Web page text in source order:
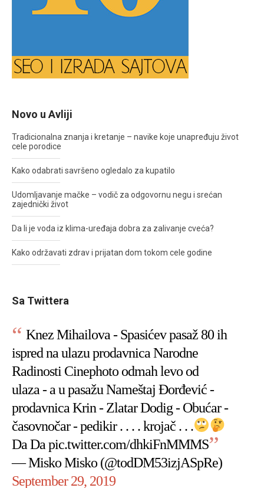
Novo u Avliji
Tradicionalna znanja i kretanje – navike koje unapređuju život
cele porodice
Kako odabrati savršeno ogledalo za kupatilo
Udomljavanje mačke – vodič za odgovornu negu i srećan
zajednički život
Da li je voda iz klima-uređaja dobra za zalivanje cveća?
Kako održavati zdrav i prijatan dom tokom cele godine
Sa Twittera
Knez Mihailova - Spasićev pasaž 80 ih
ispred na ulazu prodavnica Narodne
Radinosti Cinephoto odmah levo od
ulaza - a u pasažu Nameštaj Đorđević -
prodavnica Krin - Zlatar Dodig - Obućar -
časovnočar - pedikir . . . . krojač . . .
Da Da pic.twitter.com/dhkiFnMMMS
— Misko Misko (@todDM53izjASpRe)
September 29, 2019